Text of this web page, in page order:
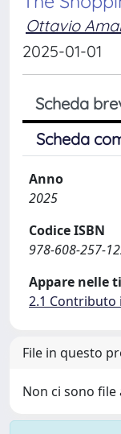
Ottavio
2025-01-01
Scheda
Scheda
Anno
2025
Codice ISBN
978-608-257-
Appare nelle
2.1 Contributo
File in questo
Non ci sono